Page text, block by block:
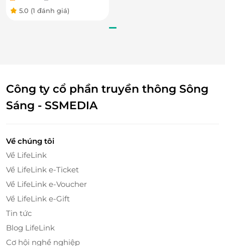
Truy cập
cực hấp dẫn.
5.0 (1 đánh giá)
Công ty cổ phần truyền thông Sông
Sáng - SSMEDIA
Về chúng tôi
Về LifeLink
Về LifeLink e-Ticket
Về LifeLink e-Voucher
Về LifeLink e-Gift
Tin tức
Blog LifeLink
Cơ hội nghề nghiệp